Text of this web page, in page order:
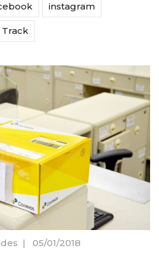
instagram
Track
| 05/01/2018